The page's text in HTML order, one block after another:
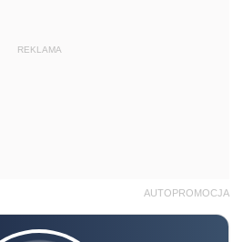
REKLAMA
AUTOPROMOCJA